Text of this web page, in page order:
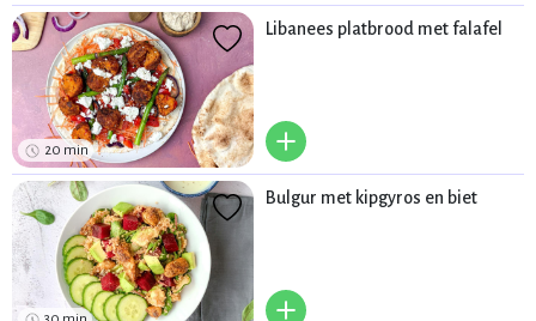
20 min
Libanees platbrood met falafel
+
Bulgur met kipgyros en biet
+